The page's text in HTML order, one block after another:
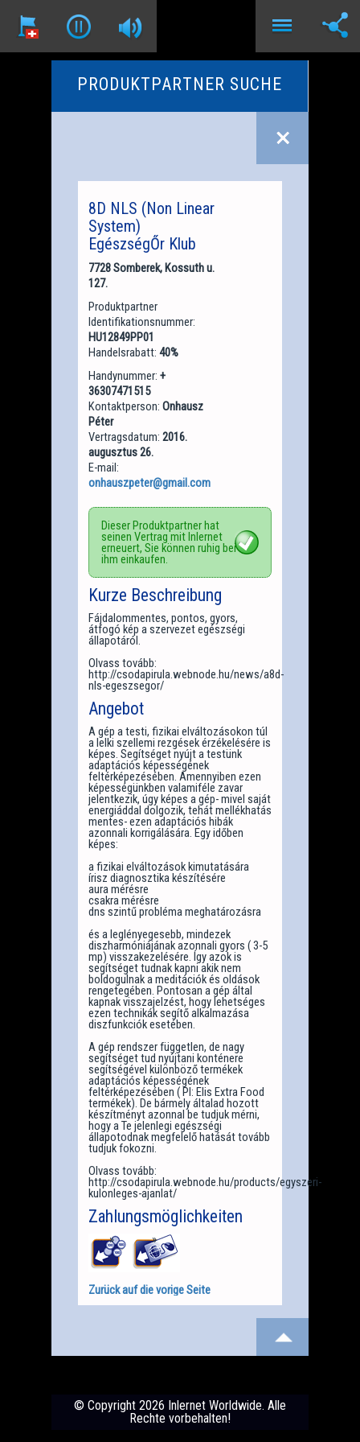
PRODUKTPARTNER SUCHE
8D NLS (Non Linear
System)
EgészségŐr Klub
7728 Somberek, Kossuth u.
127.
Produktpartner
Identifikationsnummer:
HU12849PP01
Handelsrabatt: 40%
Handynummer: +
36307471515
Kontaktperson: Onhausz
Péter
Vertragsdatum: 2016.
augusztus 26.
E-mail:
onhauszpeter@gmail.com
Dieser Produktpartner hat
seinen Vertrag mit Inlernet
erneuert, Sie können ruhig bei
ihm einkaufen.
Kurze Beschreibung
Fájdalommentes, pontos, gyors,
átfogó kép a szervezet egészségi
állapotáról.
Olvass tovább:
http://csodapirula.webnode.hu/news/a8d-
nls-egeszsegor/
Angebot
A gép a testi, fizikai elváltozásokon túl
a lelki szellemi rezgések érzékelésére is
képes. Segítséget nyújt a testünk
adaptációs képességének
feltérképezésében. Amennyiben ezen
képességünkben valamiféle zavar
jelentkezik, úgy képes a gép- mivel saját
energiáddal dolgozik, tehát mellékhatás
mentes- ezen adaptációs hibák
azonnali korrigálására. Egy időben
képes:
a fizikai elváltozások kimutatására
írisz diagnosztika készítésére
aura mérésre
csakra mérésre
dns szintű probléma meghatározásra
és a leglényegesebb, mindezek
diszharmóniájának azonnali gyors ( 3-5
mp) visszakezelésére. Így azok is
segítséget tudnak kapni akik nem
boldogulnak a meditációk és oldások
rengetegében. Pontosan a gép által
kapnak visszajelzést, hogy lehetséges
ezen technikák segítő alkalmazása
diszfunkciók esetében.
A gép rendszer független, de nagy
segítséget tud nyújtani konténere
segítségével különböző termékek
adaptációs képességének
feltérképezésében ( Pl: Elis Extra Food
termékek). De bármely általad hozott
készítményt azonnal be tudjuk mérni,
hogy a Te jelenlegi egészségi
állapotodnak megfelelő hatását tovább
tudjuk fokozni.
Olvass tovább:
http://csodapirula.webnode.hu/products/egyszeri-
kulonleges-ajanlat/
Zahlungsmöglichkeiten
Zurück auf die vorige Seite
© Copyright 2026 Inlernet Worldwide. Alle
Rechte vorbehalten!